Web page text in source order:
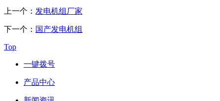
上一个： 发电机组厂家
下一个： 国产发电机组
Top
一键拨号
产品中心